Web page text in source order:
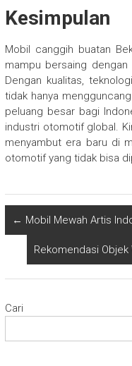
Kesimpulan
Mobil canggih buatan
mampu bersaing
Dengan kualitas,
tidak hanya
peluang besar bagi
industri otomotif global.
menyambut era baru di
otomotif yang tidak bisa
← Mobil Mewah Artis
Rekomendasi Objek
Cari